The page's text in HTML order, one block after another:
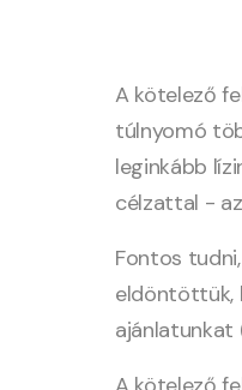
A kötelező
túlnyomó
leginkább
célzattal -
Fontos
eldöntöttük,
ajánlatunkat